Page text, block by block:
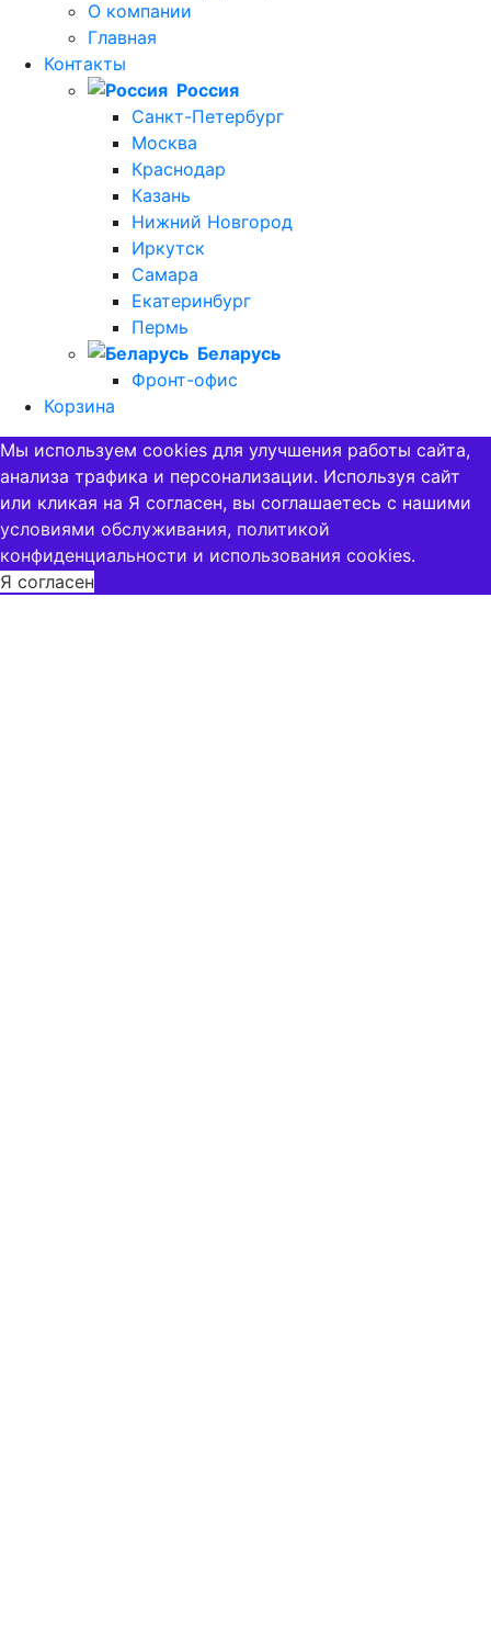
О компании
Главная
Контакты
Россия
Санкт-Петербург
Москва
Краснодар
Казань
Нижний Новгород
Иркутск
Самара
Екатеринбург
Пермь
Беларусь
Фронт-офис
Корзина
Мы используем cookies для улучшения работы сайта,
анализа трафика и персонализации. Используя сайт
или кликая на Я согласен, вы соглашаетесь с нашими
условиями обслуживания, политикой
конфиденциальности и использования cookies.
Я согласен